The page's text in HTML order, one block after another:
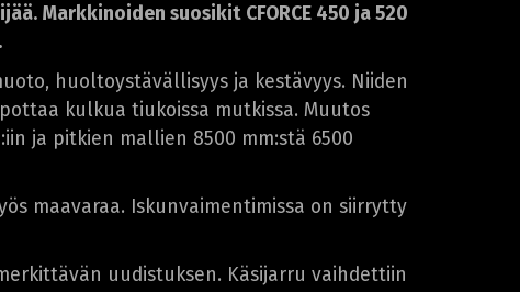
Markkinoiden suosikit CFORCE 450 ja 520
huoltoystävällisyys ja kestävyys. Niiden
kulkua tiukoissa mutkissa. Muutos
ja pitkien mallien 8500 mm:stä 6500
maavaraa. Iskunvaimentimissa on siirrytty
uudistuksen. Käsijarru vaihdettiin